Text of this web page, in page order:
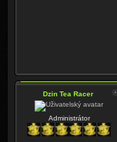
Dzin Tea Racer
Administrátor